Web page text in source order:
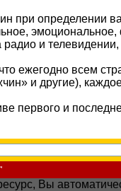
при определении
эмоциональное,
и
ежегодно всем
и другие),
первого и
Вы